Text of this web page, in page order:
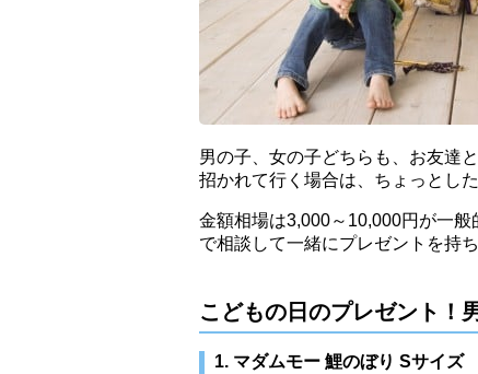
男の子、女の子どちらも、お友達
招かれて行く場合は、ちょっとし
金額相場は3,000～10,000円が一
で相談して一緒にプレゼントを持
こどもの日のプレゼント！
1. マダムモー 鯉のぼり Sサイズ